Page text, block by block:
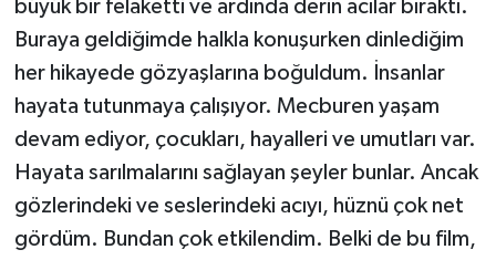
büyük bir felaketti ve ardında derin acılar bıraktı.
Buraya geldiğimde halkla konuşurken dinlediğim
her hikayede gözyaşlarına boğuldum. İnsanlar
hayata tutunmaya çalışıyor. Mecburen yaşam
devam ediyor, çocukları, hayalleri ve umutları var.
Hayata sarılmalarını sağlayan şeyler bunlar. Ancak
gözlerindeki ve seslerindeki acıyı, hüznü çok net
gördüm. Bundan çok etkilendim. Belki de bu film,